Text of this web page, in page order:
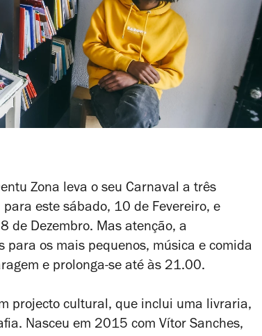
Zona leva o seu Carnaval a três
este sábado, 10 de Fevereiro, e
de Dezembro. Mas atenção, a
os mais pequenos, música e comida
e prolonga-se até às 21.00.
projecto cultural, que inclui uma livraria,
Nasceu em 2015 com Vítor Sanches,